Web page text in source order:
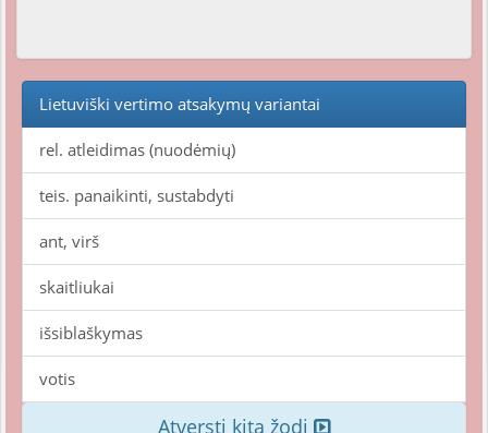
Lietuviški vertimo atsakymų variantai
rel. atleidimas (nuodėmių)
teis. panaikinti, sustabdyti
ant, virš
skaitliukai
išsiblaškymas
votis
Atversti kitą žodį